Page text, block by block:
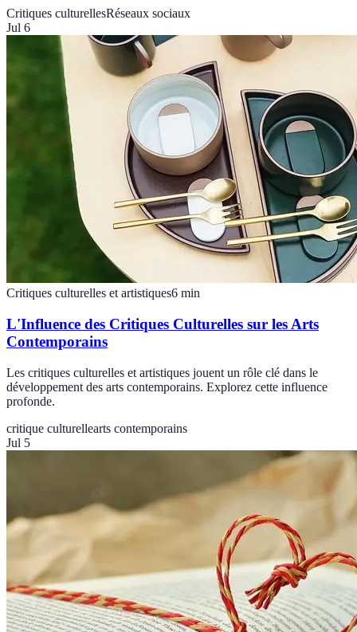
Critiques culturellesRéseaux sociaux
Jul 6
Critiques culturelles et artistiques6 min
L'Influence des Critiques Culturelles sur les Arts
Contemporains
Les critiques culturelles et artistiques jouent un rôle clé dans le
développement des arts contemporains. Explorez cette influence
profonde.
critique culturellearts contemporains
Jul 5